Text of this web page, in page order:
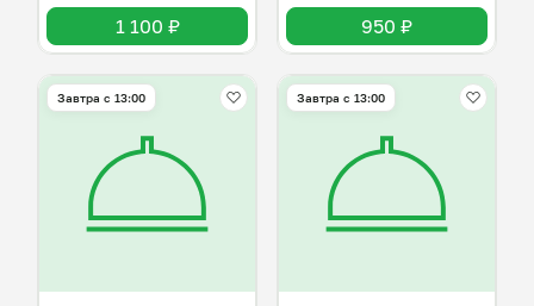
1 100 ₽ 950 ₽
Завтра c 13:00 Завтра c 13:00